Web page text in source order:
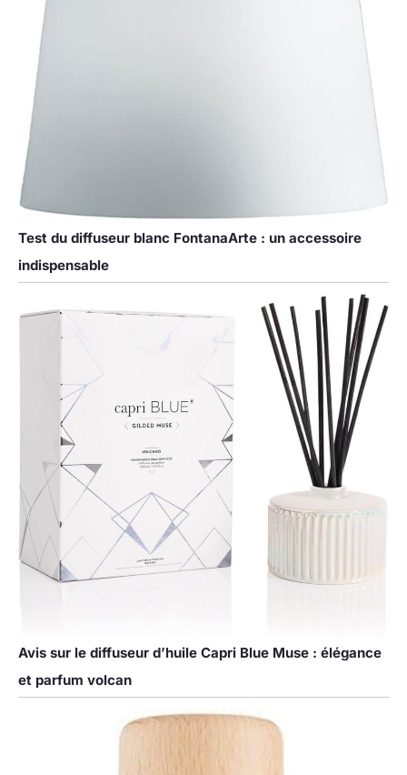
Test du diffuseur blanc FontanaArte : un accessoire
indispensable
Avis sur le diffuseur d’huile Capri Blue Muse : élégance
et parfum volcan